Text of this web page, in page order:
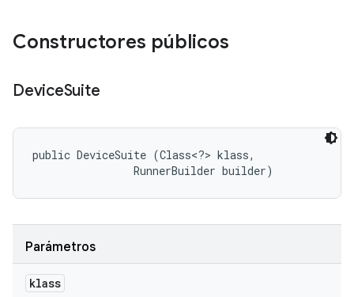
Constructores públicos
DeviceSuite
public DeviceSuite (Class<?> klass,
                RunnerBuilder builder)
Parámetros
klass